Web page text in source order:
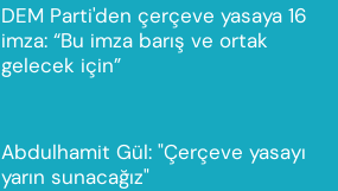
DEM Parti'den çerçeve yasaya 16
imza: “Bu imza barış ve ortak
gelecek için”
Abdulhamit Gül: "Çerçeve yasayı
yarın sunacağız"